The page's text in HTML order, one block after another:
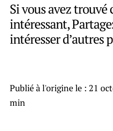
Si vous avez trouvé
intéressant,
intéresser d’autres
Publié à l'origine le : 21
min